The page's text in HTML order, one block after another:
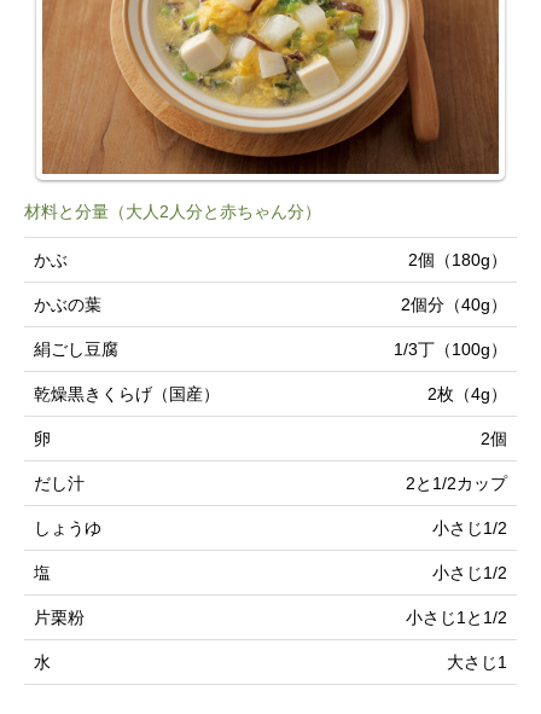
材料と分量（大人2人分と赤ちゃん分）
かぶ 2個（180g）
かぶの葉 2個分（40g）
絹ごし豆腐 1/3丁（100g）
乾燥黒きくらげ（国産） 2枚（4g）
卵 2個
だし汁 2と1/2カップ
しょうゆ 小さじ1/2
塩 小さじ1/2
片栗粉 小さじ1と1/2
水 大さじ1